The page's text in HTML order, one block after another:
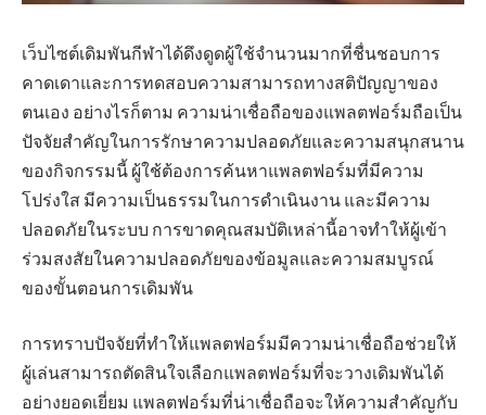
เว็บไซต์เดิมพันกีฬาได้ดึงดูดผู้ใช้จำนวนมากที่ชื่นชอบการ
คาดเดาและการทดสอบความสามารถทางสติปัญญาของ
ตนเอง อย่างไรก็ตาม ความน่าเชื่อถือของแพลตฟอร์มถือเป็น
ปัจจัยสำคัญในการรักษาความปลอดภัยและความสนุกสนาน
ของกิจกรรมนี้ ผู้ใช้ต้องการค้นหาแพลตฟอร์มที่มีความ
โปร่งใส มีความเป็นธรรมในการดำเนินงาน และมีความ
ปลอดภัยในระบบ การขาดคุณสมบัติเหล่านี้อาจทำให้ผู้เข้า
ร่วมสงสัยในความปลอดภัยของข้อมูลและความสมบูรณ์
ของขั้นตอนการเดิมพัน
การทราบปัจจัยที่ทำให้แพลตฟอร์มมีความน่าเชื่อถือช่วยให้
ผู้เล่นสามารถตัดสินใจเลือกแพลตฟอร์มที่จะวางเดิมพันได้
อย่างยอดเยี่ยม แพลตฟอร์มที่น่าเชื่อถือจะให้ความสำคัญกับ